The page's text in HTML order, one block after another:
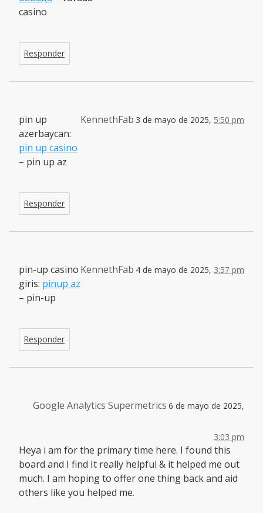
casino
Responder
KennethFab 3 de mayo de 2025, 5:50 pm
pin up
azerbaycan:
pin up casino
– pin up az
Responder
KennethFab 4 de mayo de 2025, 3:57 pm
pin-up casino
giris: pinup az
– pin-up
Responder
Google Analytics Supermetrics 6 de mayo de 2025,
3:03 pm
Heya i am for the primary time here. I found this
board and I find It really helpful & it helped me out
much. I am hoping to offer one thing back and aid
others like you helped me.